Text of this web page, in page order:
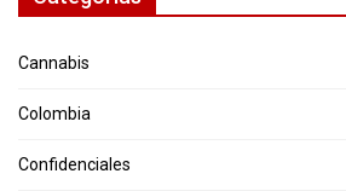
Cannabis
Colombia
Confidenciales